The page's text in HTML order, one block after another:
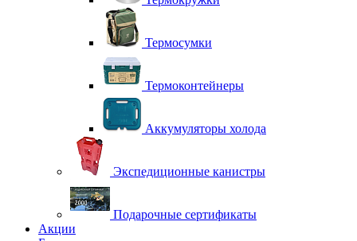
Термосумки
Термоконтейнеры
Аккумуляторы холода
Экспедиционные канистры
Подарочные сертификаты
Акции